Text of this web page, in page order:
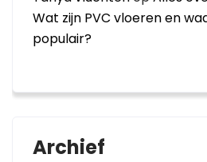
Wat zijn PVC vloeren en
populair?
Archief